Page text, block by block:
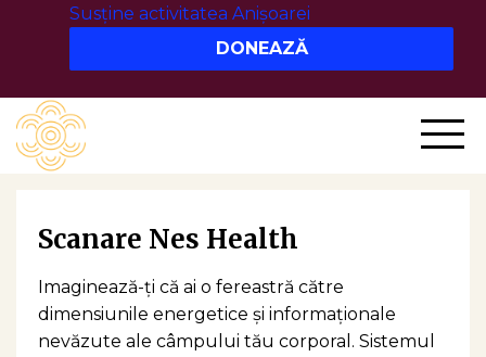
Susține activitatea Anișoarei
Scanare Nes Health
Imaginează-ți că ai o fereastră către
dimensiunile energetice și informaționale
nevăzute ale câmpului tău corporal. Sistemul